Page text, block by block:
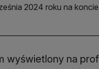
2024 roku na
wyświetlony na